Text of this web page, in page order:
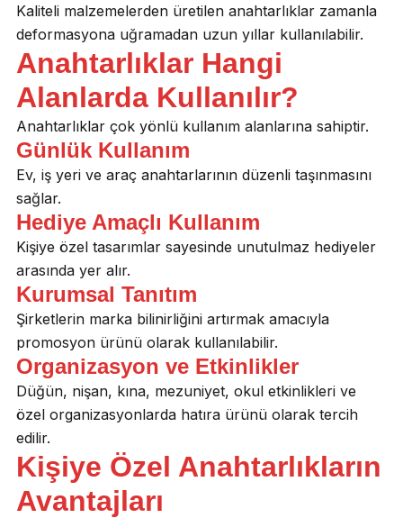
Kaliteli malzemelerden üretilen anahtarlıklar zamanla
deformasyona uğramadan uzun yıllar kullanılabilir.
Anahtarlıklar Hangi
Alanlarda Kullanılır?
Anahtarlıklar çok yönlü kullanım alanlarına sahiptir.
Günlük Kullanım
Ev, iş yeri ve araç anahtarlarının düzenli taşınmasını
sağlar.
Hediye Amaçlı Kullanım
Kişiye özel tasarımlar sayesinde unutulmaz hediyeler
arasında yer alır.
Kurumsal Tanıtım
Şirketlerin marka bilinirliğini artırmak amacıyla
promosyon ürünü olarak kullanılabilir.
Organizasyon ve Etkinlikler
Düğün, nişan, kına, mezuniyet, okul etkinlikleri ve
özel organizasyonlarda hatıra ürünü olarak tercih
edilir.
Kişiye Özel Anahtarlıkların
Avantajları